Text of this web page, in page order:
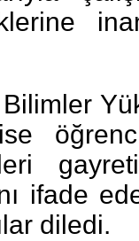
ifade
diledi.